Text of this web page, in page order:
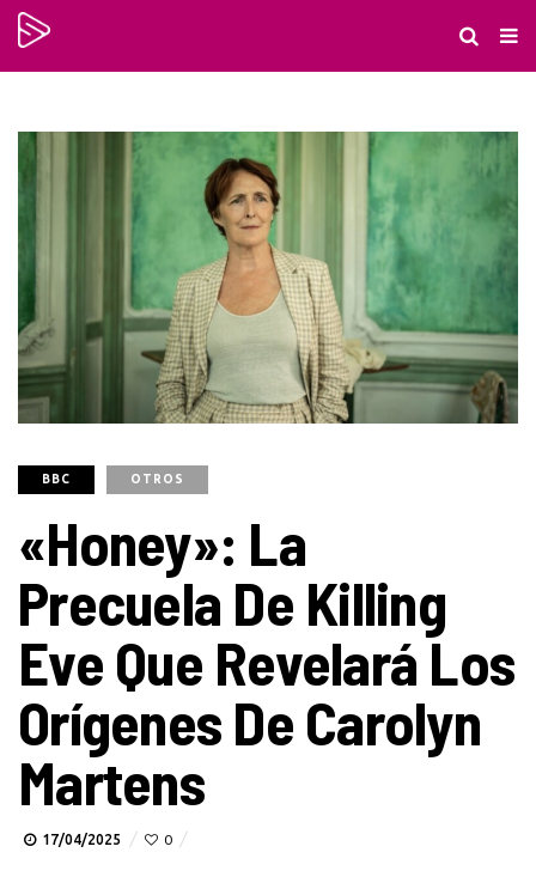
BBC OTROS
«Honey»: La
Precuela De Killing
Eve Que Revelará Los
Orígenes De Carolyn
Martens
17/04/2025 0